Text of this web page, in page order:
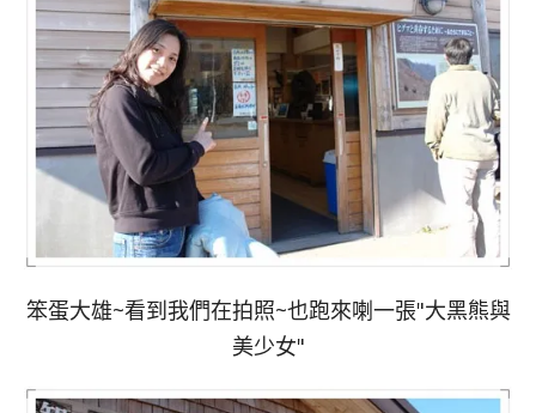
笨蛋大雄~看到我們在拍照~也跑來喇一張"大黑熊與
美少女"